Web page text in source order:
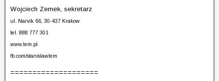
Wojciech Zemek, sekretarz
ul. Narvik 66, 30-437 Krakow
tel. 888 777 301
www.lem.pl
fb.com/stanislawlem
====================